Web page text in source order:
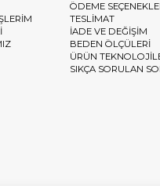
ÖDEME
TESLİMAT
İADE VE DEĞİŞİM
BEDEN ÖLÇÜLERİ
ÜRÜN
SIKÇA SORULAN